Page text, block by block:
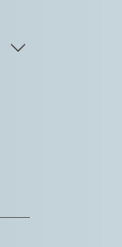
